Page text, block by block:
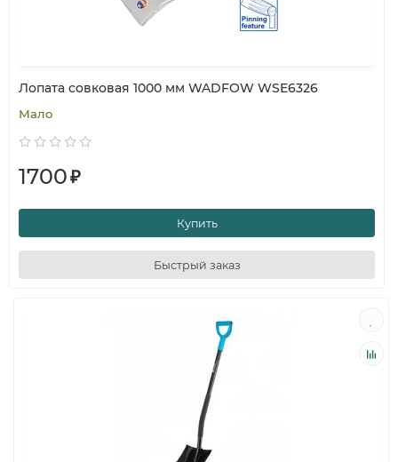
Лопата совковая 1000 мм WADFOW WSE6326
Мало
1700₽
Купить
Быстрый заказ